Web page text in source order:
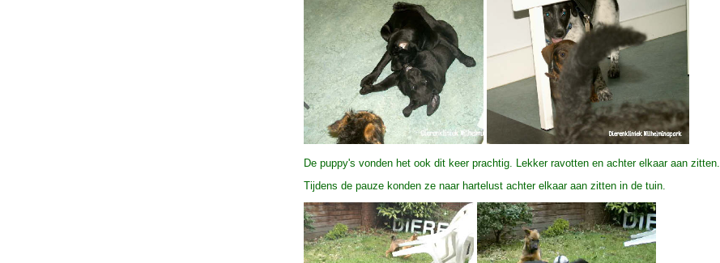
De puppy's vonden het ook dit keer prachtig. Lekker ravotten en achter elkaar aan zitten.
Tijdens de pauze konden ze naar hartelust achter elkaar aan zitten in de tuin.